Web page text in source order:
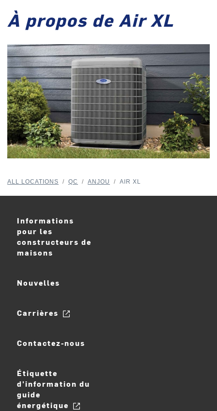
À propos de Air XL
ALL LOCATIONS / QC / ANJOU / AIR XL
Informations
pour les
constructeurs de
maisons
Nouvelles
Carrières
Contactez-nous
Étiquette
d'information du
guide
énergétique